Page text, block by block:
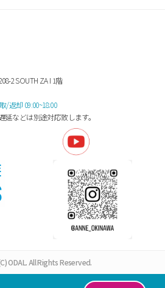
2 SOUTH ZA Ⅰ 1階
/返却 09:00~18:00
などは別途対応致します。
ODAL. All Rights Reserved.